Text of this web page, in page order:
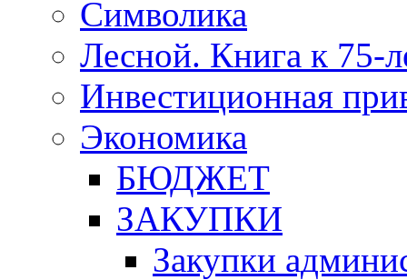
Символика
Лесной. Книга к 75-
Инвестиционная
Экономика
БЮДЖЕТ
ЗАКУПКИ
Закупки